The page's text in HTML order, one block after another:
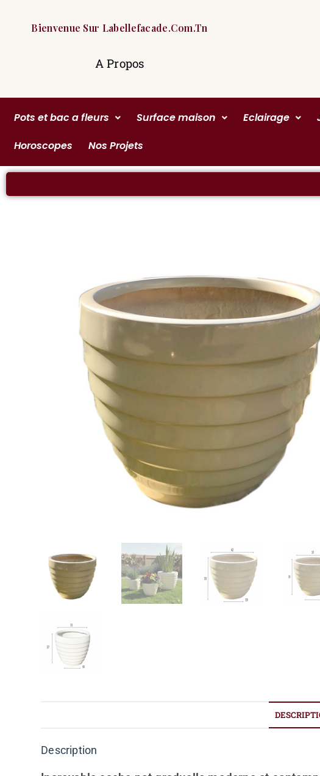
Bienvenue Sur Labellefacade.com.tn
A Propos
Pots et bac a fleurs Surface maison Eclairage
Horoscopes
Nos Projets
Description